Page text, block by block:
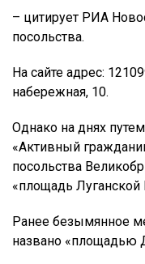
– цитирует РИА
посольства.
На сайте адрес:
набережная, 10.
Однако на днях
«Активный
посольства
«площадь Луганской
Ранее безымянное
названо «площадью